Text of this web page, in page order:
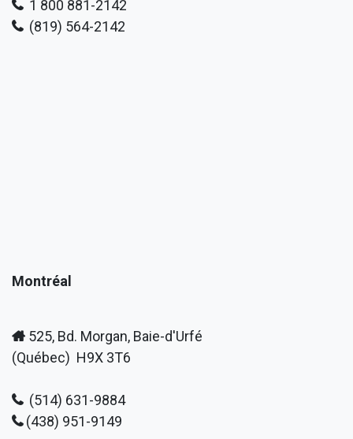
1 800 881-2142
(819) 564-2142
Montréal
525, Bd. Morgan, Baie-d'Urfé
(Québec) H9X 3T6
(514) 631-9884
(438) 951-9149